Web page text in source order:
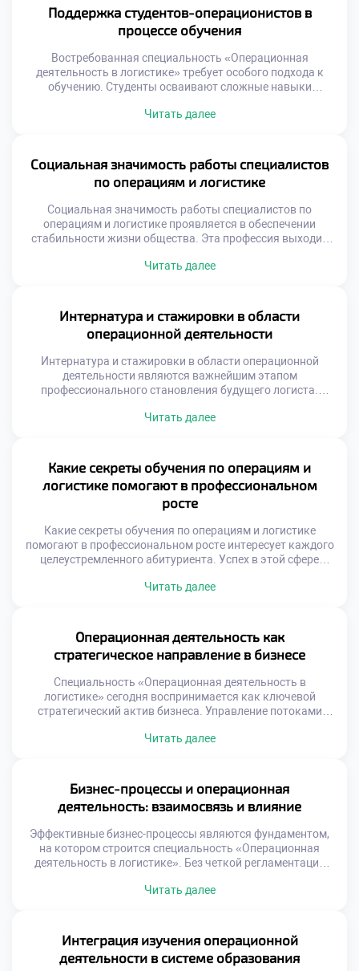
должны трансформироваться в измеримые
экономические результаты. Понимание этого принципа
отличает профессионала от теоретика. Работодатели
ценят прикладные навыки выше академических
достижений. Способность […]
Поддержка студентов-операционистов в
процессе обучения
Востребованная специальность «Операционная
деятельность в логистике» требует особого подхода к
обучению. Студенты осваивают сложные навыки
потоками. Успешное усвоение программы невозможно
роста. Поддержка является фундаментом формирования
компетентного специалиста. Образовательный процесс
сочетает теорию с интенсивной практикой. Наставники
помогают преодолевать трудности на […]
Читать далее
Социальная значимость работы специалистов
по операциям и логистике
Социальная значимость работы специалистов по
операциям и логистике проявляется в обеспечении
стабильности жизни общества. Эта профессия выходит
складского учета. Логисты формируют невидимый
функционирование городов и поселений. Понимание этой
миссии меняет отношение к учебному процессу. Многие
абитуриенты видят в […]
Читать далее
Интернатура и стажировки в области
операционной деятельности
Интернатура и стажировки в области операционной
деятельности являются важнейшим этапом
профессионального становления будущего логиста.
только через призму реальной практики. Без погружения
часто недооценивают значимость этого периода для
карьеры. Именно на практике происходит
трансформация учащегося в специалиста. Практическая
подготовка занимает существенную […]
Читать далее
Какие секреты обучения по операциям и
логистике помогают в профессиональном
росте
Какие секреты обучения по операциям и логистике
помогают в профессиональном росте интересует каждого
целеустремленного абитуриента. Успех в этой сфере
стратегии учебы. Простое запоминание материала не
процесса и использовать их. Осознанный подход к
обучению отличает лидера от […]
Читать далее
Операционная деятельность как
стратегическое направление в бизнесе
Специальность «Операционная деятельность в
логистике» сегодня воспринимается как ключевой
стратегический актив бизнеса. Управление потоками
продаж. Эффективные операции напрямую формируют
уникальной ценности для клиента. Скорость и
надежность доставки становятся важнее цены товара.
Бизнес выигрывает за счет превосходства в исполнении
Читать далее
Бизнес-процессы и операционная
деятельность: взаимосвязь и влияние
Эффективные бизнес-процессы являются фундаментом,
на котором строится специальность «Операционная
деятельность в логистике». Без четкой регламентации
Операционная деятельность реализует заложенные в
компании зависит от гармонии замысла и исполнения.
Многие организации страдают от разрыва между
стратегией и операциями. […]
Читать далее
Интеграция изучения операционной
деятельности в системе образования